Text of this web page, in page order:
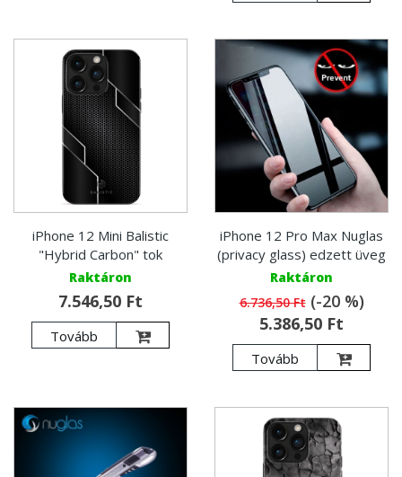
iPhone 12 Mini Balistic
"Hybrid Carbon" tok
Raktáron
7.546,50 Ft
Tovább
iPhone 12 Pro Max Nuglas
(privacy glass) edzett üveg
Raktáron
6.736,50 Ft(-20 %)
5.386,50 Ft
Tovább